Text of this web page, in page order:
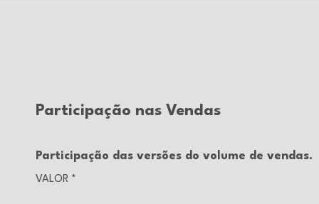
Participação nas Vendas
Participação das versões do volume de vendas.
VALOR *